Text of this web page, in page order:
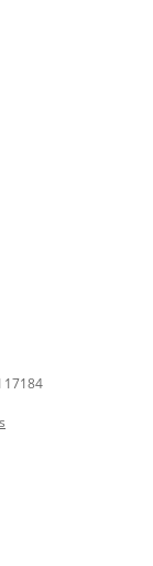
17184